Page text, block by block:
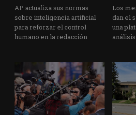
AP actualiza sus normas
sobre inteligencia artificial
para reforzar el control
humano en la redacción
Los
dan el
una
análisis